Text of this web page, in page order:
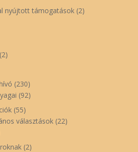
nyújtott támogatások(2)
(2)
(230)
(92)
(55)
választások(22)
(2)